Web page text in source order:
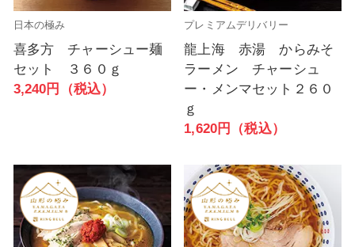
日本の極み
喜多方 チャーシュー麺
セット ３６０ｇ
3,240円（税込）
プレミアムデリバリー
龍上海 赤湯 からみそ
ラーメン チャーシュ
ー・メンマセット２６０
ｇ
1,620円（税込）